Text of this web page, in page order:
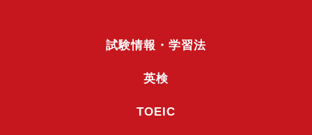
試験情報・学習法
英検
TOEIC